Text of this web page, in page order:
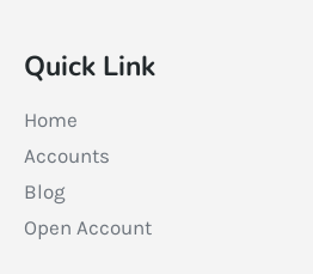
Quick Link
Home
Accounts
Blog
Open Account